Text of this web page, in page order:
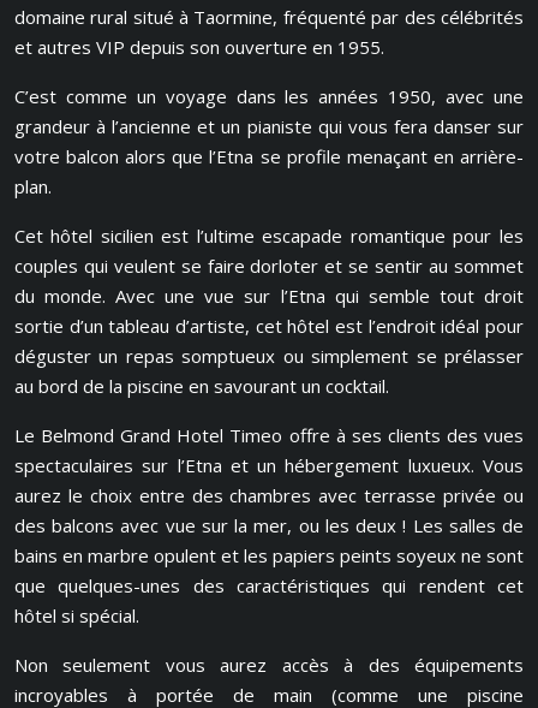
domaine rural situé à Taormine, fréquenté par des célébrités
et autres VIP depuis son ouverture en 1955.
C’est comme un voyage dans les années 1950, avec une
grandeur à l’ancienne et un pianiste qui vous fera danser sur
votre balcon alors que l’Etna se profile menaçant en arrière-
plan.
Cet hôtel sicilien est l’ultime escapade romantique pour les
couples qui veulent se faire dorloter et se sentir au sommet
du monde. Avec une vue sur l’Etna qui semble tout droit
sortie d’un tableau d’artiste, cet hôtel est l’endroit idéal pour
déguster un repas somptueux ou simplement se prélasser
au bord de la piscine en savourant un cocktail.
Le Belmond Grand Hotel Timeo offre à ses clients des vues
spectaculaires sur l’Etna et un hébergement luxueux. Vous
aurez le choix entre des chambres avec terrasse privée ou
des balcons avec vue sur la mer, ou les deux ! Les salles de
bains en marbre opulent et les papiers peints soyeux ne sont
que quelques-unes des caractéristiques qui rendent cet
hôtel si spécial.
Non seulement vous aurez accès à des équipements
incroyables à portée de main (comme une piscine